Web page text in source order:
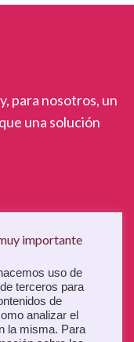
para nosotros, un
una solución
importante
uso de
terceros para
de
analizar el
la misma. Para